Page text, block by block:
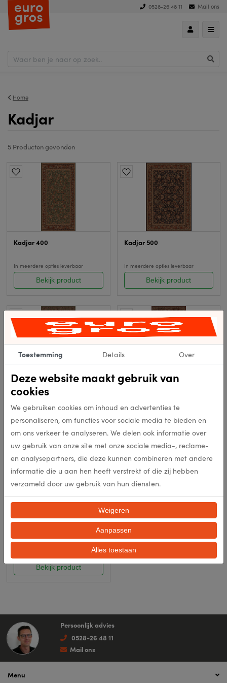
0528-26 48 11 Mail ons
Home
Kadjar
5 Productengevonden
Kadjar 400
In meerdere opties leverbaar
Bekijk product
Kadjar 500
In meerdere opties leverbaar
Bekijk product
Kadjar 101
In meerdere opties leverbaar
Bekijk product
In meerdere opties leverbaar
Bekijk product
Bekijk product
naar laag
Persoonlijk advies
0528-26 48 11
Mail ons
Menu
Toestemming Details Over
Deze website maakt gebruik van
cookies
We gebruiken cookies om inhoud en advertenties te
personaliseren, om functies voor sociale media te bieden en
om ons verkeer te analyseren. We delen ook informatie over
uw gebruik van onze site met onze sociale media-, reclame-
en analysepartners, die deze kunnen combineren met andere
informatie die u aan hen heeft verstrekt of die zij hebben
verzameld door uw gebruik van hun diensten.
Weigeren
Aanpassen
Alles toestaan